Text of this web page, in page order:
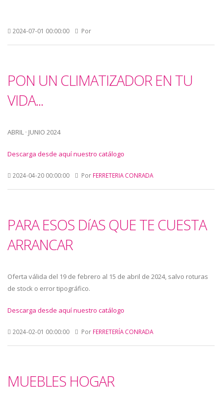
2024-07-01 00:00:00 Por
PON UN CLIMATIZADOR EN TU
VIDA...
ABRIL · JUNIO 2024
Descarga desde aquí nuestro catálogo
2024-04-20 00:00:00 Por FERRETERIA CONRADA
PARA ESOS DíAS QUE TE CUESTA
ARRANCAR
Oferta válida del 19 de febrero al 15 de abril de 2024, salvo roturas
de stock o error tipográfico.
Descarga desde aquí nuestro catálogo
2024-02-01 00:00:00 Por FERRETERÍA CONRADA
MUEBLES HOGAR